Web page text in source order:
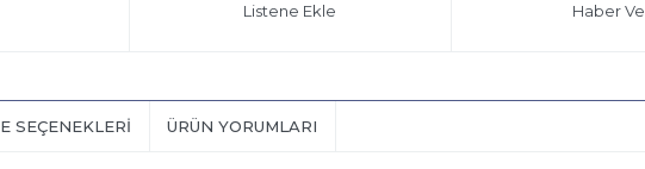
Listene Ekle Haber
SEÇENEKLERI ÜRÜN YORUMLARI